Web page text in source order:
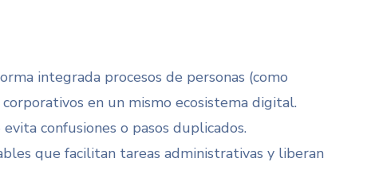
integrada procesos de personas (como
en un mismo ecosistema digital.
confusiones o pasos duplicados.
que facilitan tareas administrativas y liberan